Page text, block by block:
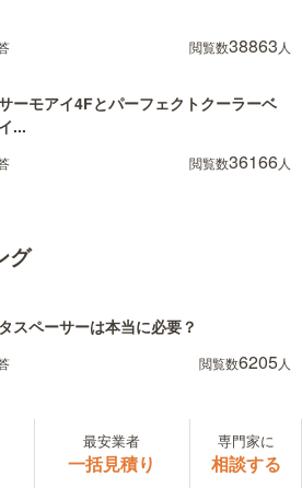
閲覧数38863 人
ーモアイ4Fとパーフェクトクーラーベ
...
閲覧数36166人
グ
スペーサーは本当に必要？
閲覧数6205人
、メンテナンスしたいのですが塗装屋・
...
最安業者
一括見積り
専門家に
相談する